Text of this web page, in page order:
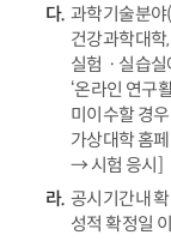
과학기술분야
건강과학대학
실험ㆍ실습실
‘온라인 연구
미이수할 경
가상대학 홈
→ 시험 응시]
공시기간내
성적 확정일